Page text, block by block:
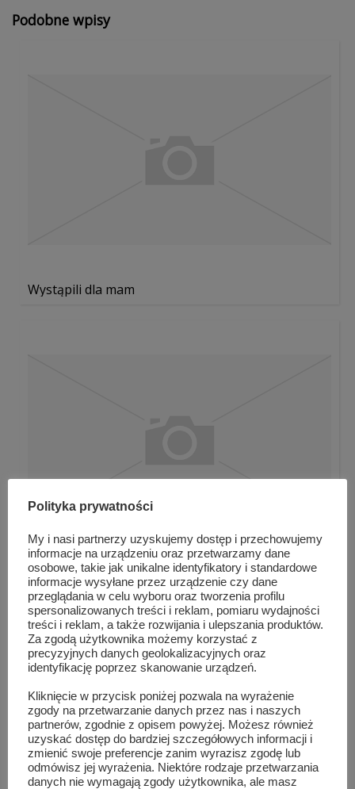
Podobne wpisy
Wystąpili dla mam
W co się bawić? Wakacje w bibliotece
Polityka prywatności
My i nasi partnerzy uzyskujemy dostęp i przechowujemy
informacje na urządzeniu oraz przetwarzamy dane
osobowe, takie jak unikalne identyfikatory i standardowe
informacje wysyłane przez urządzenie czy dane
przeglądania w celu wyboru oraz tworzenia profilu
spersonalizowanych treści i reklam, pomiaru wydajności
treści i reklam, a także rozwijania i ulepszania produktów.
Za zgodą użytkownika możemy korzystać z
precyzyjnych danych geolokalizacyjnych oraz
identyfikację poprzez skanowanie urządzeń.
Kliknięcie w przycisk poniżej pozwala na wyrażenie
zgody na przetwarzanie danych przez nas i naszych
partnerów, zgodnie z opisem powyżej. Możesz również
uzyskać dostęp do bardziej szczegółowych informacji i
zmienić swoje preferencje zanim wyrazisz zgodę lub
odmówisz jej wyrażenia. Niektóre rodzaje przetwarzania
danych nie wymagają zgody użytkownika, ale masz